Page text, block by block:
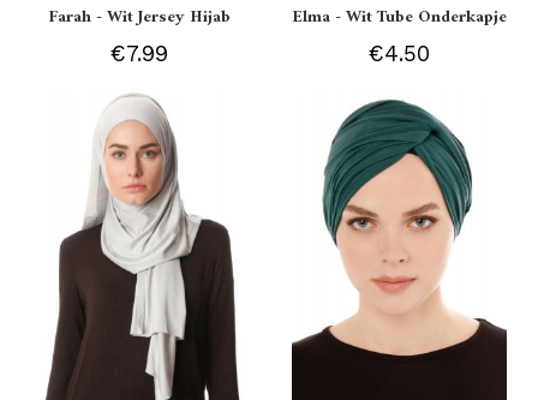
Farah - Wit Jersey Hijab
€7.99
Elma - Wit Tube Onderkapje
€4.50